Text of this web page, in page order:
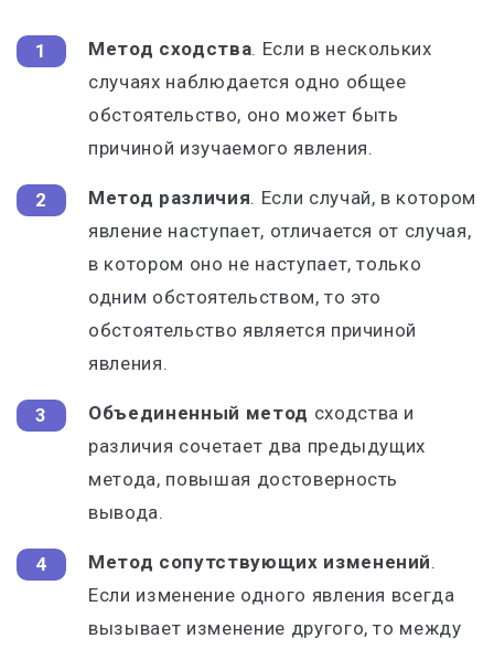
Метод сходства. Если в нескольких
случаях наблюдается одно общее
обстоятельство, оно может быть
причиной изучаемого явления.
Метод различия. Если случай, в котором
явление наступает, отличается от случая,
в котором оно не наступает, только
одним обстоятельством, то это
обстоятельство является причиной
явления.
Объединенный метод сходства и
различия сочетает два предыдущих
метода, повышая достоверность
вывода.
Метод сопутствующих изменений.
Если изменение одного явления всегда
вызывает изменение другого, то между